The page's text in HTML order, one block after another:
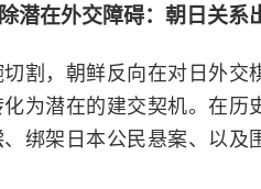
潜在外交障碍：朝日关系
割，朝鲜反向在对日外交
为潜在的建交契机。在历
绑架日本公民悬案、以及